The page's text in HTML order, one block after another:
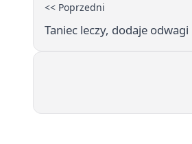
<< Poprzedni
Taniec leczy, dodaje